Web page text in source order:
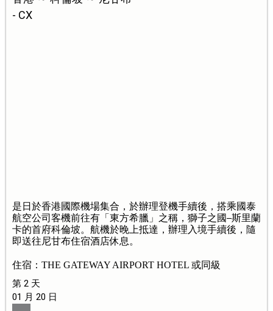
- CX
是日於香港國際機場集合，於辦理登機手續後，搭乘國泰
航空公司客機前往有「東方希臘」之稱，獅子之國 斯里蘭
卡的首府科倫坡。航機於晚上抵達，辦理入境手續後，隨
即送往尼甘布住宿酒店休息。
住宿：THE GATEWAY AIRPORT HOTEL 或同級
第 2 天
01 月 20 日